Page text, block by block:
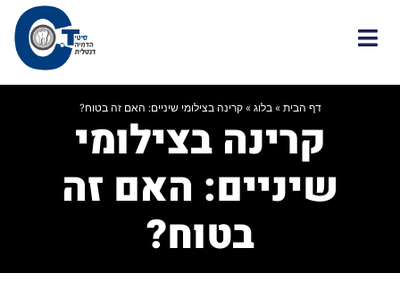
לתוכן
דף הבית » בלוג »קרינה בצילומי שיניים: האם זה בטוח?
קרינה בצילומי
שיניים: האם זה
בטוח?